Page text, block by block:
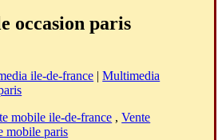
occasion paris
ile-de-france |Multimedia
mobile ile-de-france ,Vente
mobile paris